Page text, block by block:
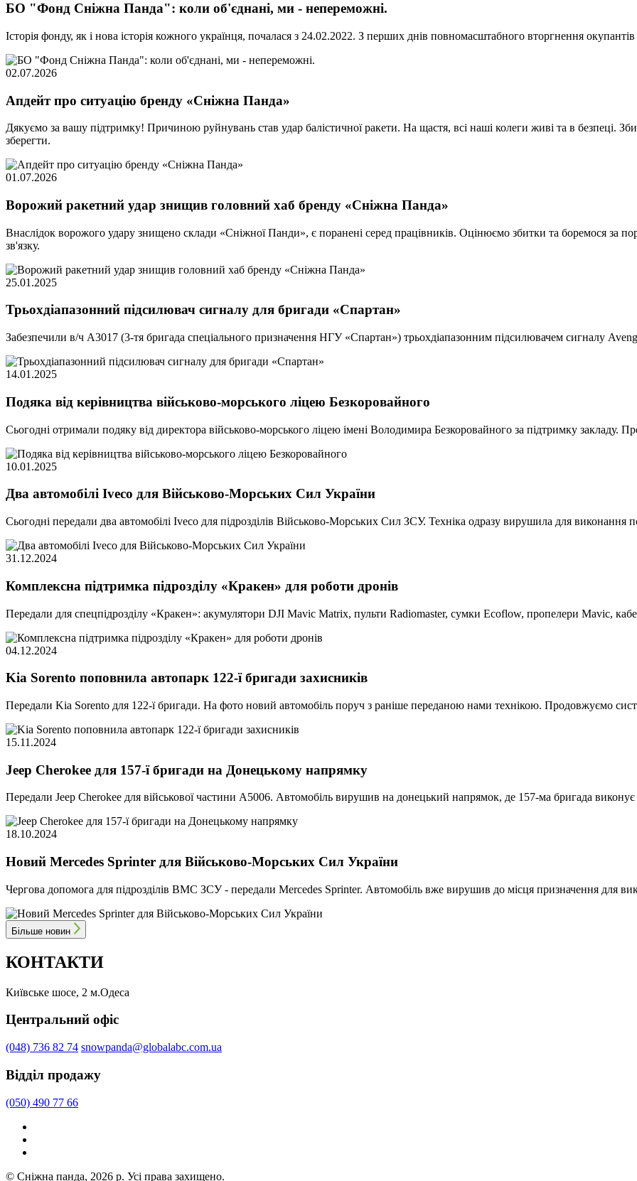
БО "Фонд Сніжна Панда": коли об'єднані, ми - непереможні.
Історія фонду, як і нова історія кожного українця, почалася з 24.02.2022. З перших днів повномасштабного вторгнення
02.07.2026
Апдейт про ситуацію бренду «Сніжна Панда»
Дякуємо за вашу підтримку! Причиною руйнувань став удар балістичної ракети. На щастя, всі наші колеги живі та в безпеці.
зберегти.
01.07.2026
Ворожий ракетний удар знищив головний хаб бренду «Сніжна Панда»
Внаслідок ворожого удару знищено склади «Сніжної Панди», є поранені серед працівників. Оцінюємо збитки та боремося за
зв'язку.
25.01.2025
Трьохдіапазонний підсилювач сигналу для бригади «Спартан»
Забезпечили в/ч А3017 (3-тя бригада спеціального призначення НГУ «Спартан») трьохдіапазонним підсилювачем сигналу
14.01.2025
Подяка від керівництва військово-морського ліцею Безкоровайного
Сьогодні отримали подяку від директора військово-морського ліцею імені Володимира Безкоровайного за підтримку закладу.
10.01.2025
Два автомобілі Iveco для Військово-Морських Сил України
Сьогодні передали два автомобілі Iveco для підрозділів Військово-Морських Сил ЗСУ. Техніка одразу вирушила для виконання
31.12.2024
Комплексна підтримка підрозділу «Кракен» для роботи дронів
Передали для спецпідрозділу «Кракен»: акумулятори DJI Mavic Matrix, пульти Radiomaster, сумки Ecoflow, пропелери Mavic,
04.12.2024
Kia Sorento поповнила автопарк 122-ї бригади захисників
Передали Kia Sorento для 122-ї бригади. На фото новий автомобіль поруч з раніше переданою нами технікою. Продовжуємо
15.11.2024
Jeep Cherokee для 157-ї бригади на Донецькому напрямку
Передали Jeep Cherokee для військової частини А5006. Автомобіль вирушив на донецький напрямок, де 157-ма бригада виконує
18.10.2024
Новий Mercedes Sprinter для Військово-Морських Сил України
Чергова допомога для підрозділів ВМС ЗСУ - передали Mercedes Sprinter. Автомобіль вже вирушив до місця призначення для
Більше новин
КОНТАКТИ
Київське шосе, 2 м.Одеса
Центральний офіс
(048) 736 82 74 snowpanda@globalabc.com.ua
Відділ продажу
(050) 490 77 66
© Сніжна панда, 2026 р. Усі права захищено.